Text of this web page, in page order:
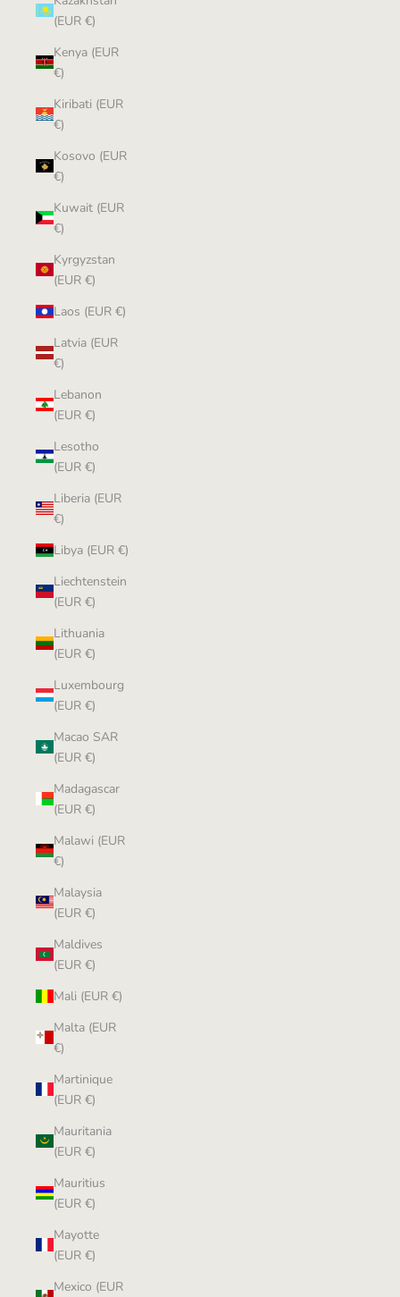
(EUR €)
Kenya (EUR
€)
Kiribati (EUR
€)
Kosovo (EUR
€)
Kuwait (EUR
€)
Kyrgyzstan
(EUR €)
Laos (EUR €)
Latvia (EUR
€)
Lebanon
(EUR €)
Lesotho
(EUR €)
Liberia (EUR
€)
Libya (EUR €)
Liechtenstein
(EUR €)
Lithuania
(EUR €)
Luxembourg
(EUR €)
Macao SAR
(EUR €)
Madagascar
(EUR €)
Malawi (EUR
€)
Malaysia
(EUR €)
Maldives
(EUR €)
Mali (EUR €)
Malta (EUR
€)
Martinique
(EUR €)
Mauritania
(EUR €)
Mauritius
(EUR €)
Mayotte
(EUR €)
Mexico (EUR